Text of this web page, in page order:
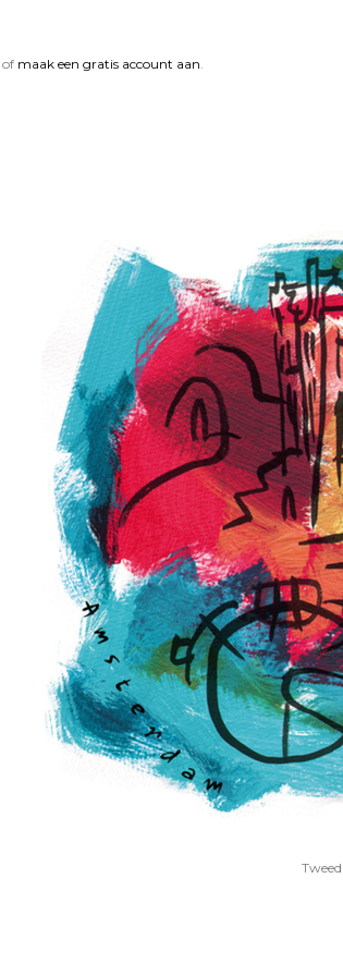
of maak een gratis account aan.